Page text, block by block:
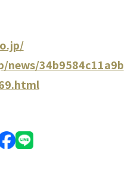
34b9584c11a9b